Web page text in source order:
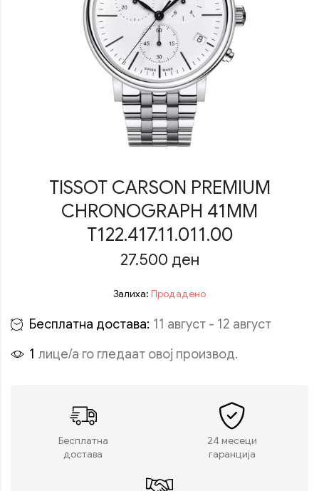
TISSOT CARSON PREMIUM
CHRONOGRAPH 41MM
T122.417.11.011.00
27.500 ден
Залиха: Продадено
Бесплатна достава: 11 август - 12 август
1 лице/а го гледаат овој производ.
Бесплатна
достава
24 месеци
гаранција